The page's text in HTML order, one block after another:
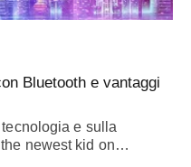
Bluetooth e vantaggi
tecnologia e sulla
newest kid on…